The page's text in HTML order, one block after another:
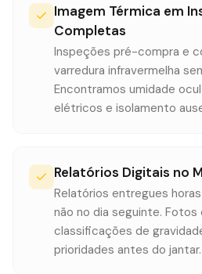
Imagem Térmica em
Completas
Inspeções pré-compra e
varredura infravermelha
Encontramos umidade
elétricos e isolamento
Relatórios Digitais no
Relatórios entregues
não no dia seguinte. Fotos
classificações de
prioridades antes do jantar.